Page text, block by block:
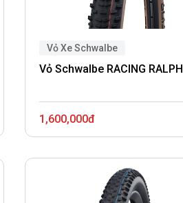
Vỏ Xe Schwalbe
Vỏ Schwalbe RACING RALPH
1,600,000đ